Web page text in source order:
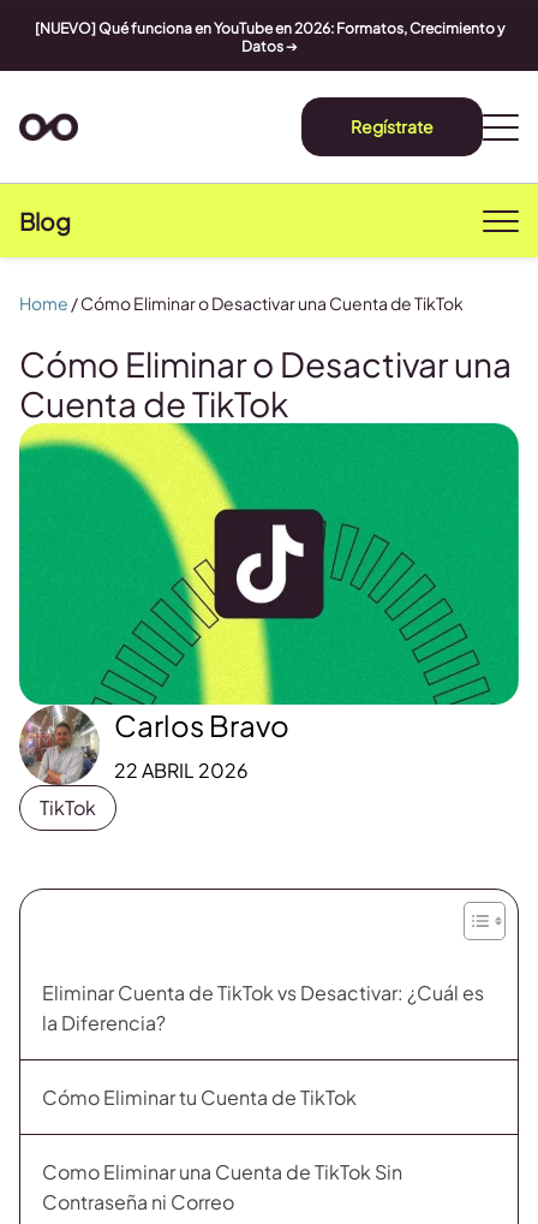
[NUEVO] Qué funciona en YouTube en 2026: Formatos, Crecimiento y
Datos➔
Regístrate
Blog
Cómo Eliminar o Desactivar una
Cuenta de TikTok
Carlos Bravo
22 ABRIL 2026
TikTok
Home /Cómo Eliminar o Desactivar una Cuenta de TikTok
Eliminar Cuenta de TikTok vs Desactivar: ¿Cuál es
la Diferencia?
Cómo Eliminar tu Cuenta de TikTok
Como Eliminar una Cuenta de TikTok Sin
Contraseña ni Correo